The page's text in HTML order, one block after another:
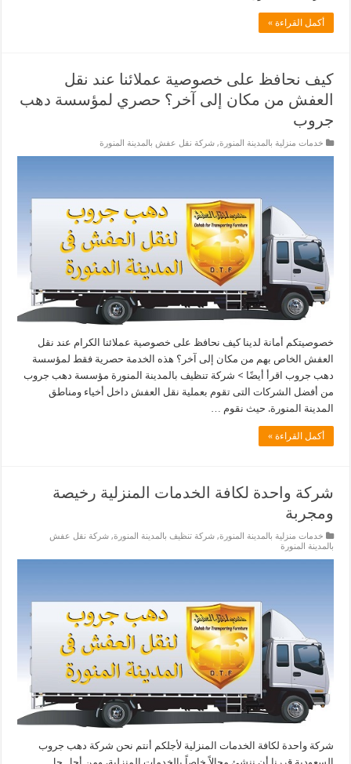
أكمل القراءة »
كيف نحافظ على خصوصية عملائنا عند نقل
العفش من مكان إلى آخر؟ حصري لمؤسسة دهب
جروب
خدمات منزلية بالمدينة المنورة,شركة نقل عفش بالمدينة المنورة
خصوصيتكم أمانة لدينا كيف نحافظ على خصوصية عملائنا الكرام عند نقل
العفش الخاص بهم من مكان إلى آخر؟ هذه الخدمة حصرية فقط لمؤسسة
دهب جروب اقرأ أيضًا > شركة تنظيف بالمدينة المنورة مؤسسة دهب جروب
من أفضل الشركات التى تقوم بعملية نقل العفش داخل أخياء ومناطق
المدينة المنورة. حيث نقوم …
أكمل القراءة »
شركة واحدة لكافة الخدمات المنزلية رخيصة
ومجربة
خدمات منزلية بالمدينة المنورة,شركة تنظيف بالمدينة المنورة,شركة نقل عفش
بالمدينة المنورة
شركة واحدة لكافة الخدمات المنزلية لأجلكم أنتم نحن شركة دهب جروب